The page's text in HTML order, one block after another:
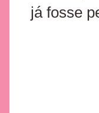
já fosse